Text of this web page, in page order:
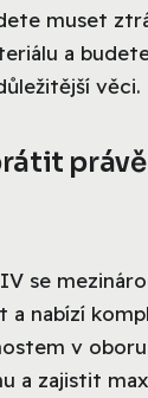
muset
a
věci.
se
a nabízí
v
a zajistit